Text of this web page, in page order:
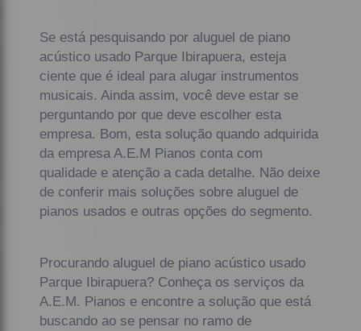
Se está pesquisando por aluguel de piano
acústico usado Parque Ibirapuera, esteja
ciente que é ideal para alugar instrumentos
musicais. Ainda assim, você deve estar se
perguntando por que deve escolher esta
empresa. Bom, esta solução quando adquirida
da empresa A.E.M Pianos conta com
qualidade e atenção a cada detalhe. Não deixe
de conferir mais soluções sobre aluguel de
pianos usados e outras opções do segmento.
Procurando aluguel de piano acústico usado
Parque Ibirapuera? Conheça os serviços da
A.E.M. Pianos e encontre a solução que está
buscando ao se pensar no ramo de